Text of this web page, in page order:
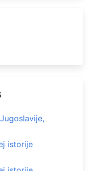
istorije